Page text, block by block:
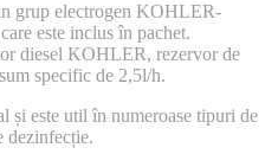
grup electrogen KOHLER-
este inclus în pachet.
diesel KOHLER, rezervor de
specific de 2,5l/h.
și este util în numeroase tipuri de
dezinfecție.